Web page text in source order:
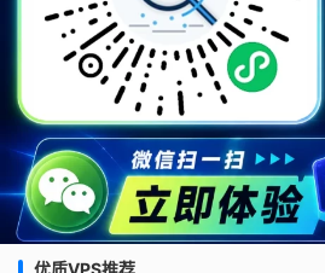
优质VPS推荐